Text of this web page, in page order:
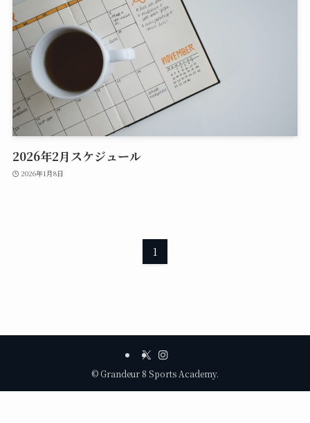
2026年2月スケジュール
2026年1月8日
1
© Grandeur 8 Sports Academy.